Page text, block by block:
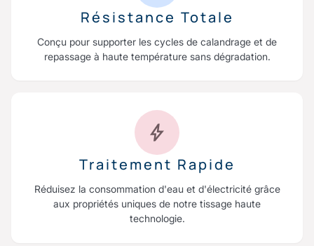
Résistance Totale
Conçu pour supporter les cycles de calandrage et de
repassage à haute température sans dégradation.
Traitement Rapide
Réduisez la consommation d'eau et d'électricité grâce
aux propriétés uniques de notre tissage haute
technologie.